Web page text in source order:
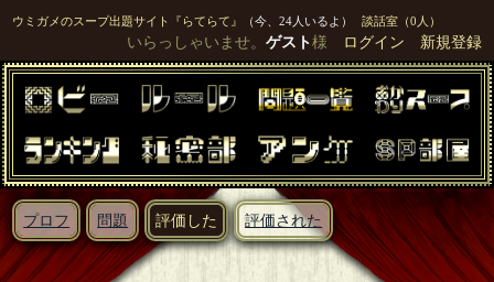
ウミガメのスープ出題サイト『らてらて』 （今、24人いるよ） 談話室（0人）
いらっしゃいませ。 ゲスト様 ログイン 新規登録
プロフ 問題 評価した 評価された